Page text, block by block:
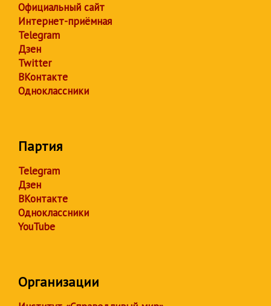
Официальный сайт
Интернет-приёмная
Telegram
Дзен
Twitter
ВКонтакте
Одноклассники
Партия
Telegram
Дзен
ВКонтакте
Одноклассники
YouTube
Организации